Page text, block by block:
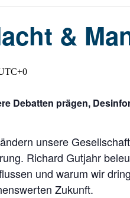
&
Debatten prägen,
unsere
Richard Gutjahr
und warum wir
Zukunft.